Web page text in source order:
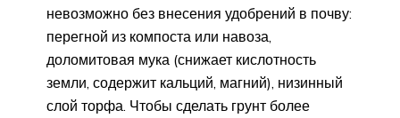
невозможно без внесения удобрений в почву:
перегной из компоста или навоза,
доломитовая мука (снижает кислотность
земли, содержит кальций, магний), низинный
слой торфа. Чтобы сделать грунт более